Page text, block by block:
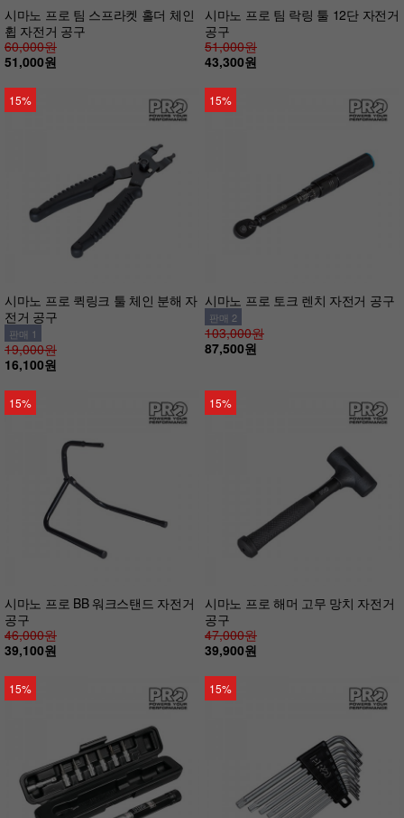
시마노 프로 팀 스프라켓 홀더 체인
휩 자전거 공구
60,000원
51,000원
시마노 프로 팀 락링 툴 12단 자전거
공구
51,000원
43,300원
15%
시마노 프로 퀵링크 툴 체인 분해 자
전거 공구
판매 1
19,000원
16,100원
15%
시마노 프로 토크 렌치 자전거 공구
판매 2
103,000원
87,500원
15%
시마노 프로 BB 워크스탠드 자전거
공구
46,000원
39,100원
15%
시마노 프로 해머 고무 망치 자전거
공구
47,000원
39,900원
15% 15%